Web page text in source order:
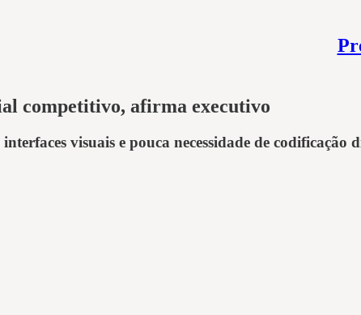
competitivo, afirma executivo
interfaces visuais e pouca necessidade de